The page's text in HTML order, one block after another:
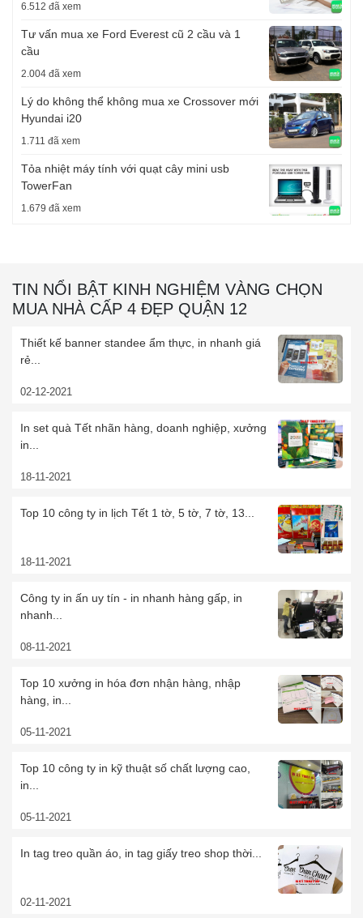
6.512 đã xem
Tư vấn mua xe Ford Everest cũ 2 cầu và 1
cầu
2.004 đã xem
Lý do không thể không mua xe Crossover mới
Hyundai i20
1.711 đã xem
Tỏa nhiệt máy tính với quạt cây mini usb
TowerFan
1.679 đã xem
TIN NỔI BẬT KINH NGHIỆM VÀNG CHỌN
MUA NHÀ CẤP 4 ĐẸP QUẬN 12
Thiết kế banner standee ẩm thực, in nhanh giá
rẻ...
02-12-2021
In set quà Tết nhãn hàng, doanh nghiệp, xưởng
in...
18-11-2021
Top 10 công ty in lịch Tết 1 tờ, 5 tờ, 7 tờ, 13...
18-11-2021
Công ty in ấn uy tín - in nhanh hàng gấp, in
nhanh...
08-11-2021
Top 10 xưởng in hóa đơn nhận hàng, nhập
hàng, in...
05-11-2021
Top 10 công ty in kỹ thuật số chất lượng cao,
in...
05-11-2021
In tag treo quần áo, in tag giấy treo shop thời...
02-11-2021